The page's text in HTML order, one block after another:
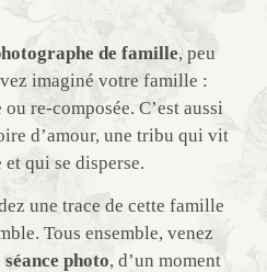
de famille, peu
imaginé votre famille :
re-composée. C’est aussi
d’amour, une tribu qui vit
qui se disperse.
une trace de cette famille
Tous ensemble, venez
séance photo, d’un moment